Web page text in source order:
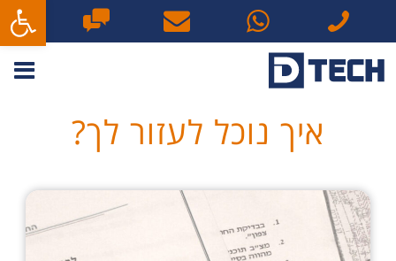
איך נוכל לעזור לך?